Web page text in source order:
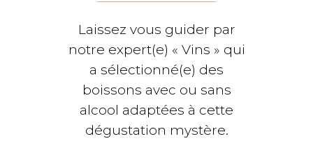
Laissez vous guider par
notre expert(e) « Vins » qui
a sélectionné(e) des
boissons avec ou sans
alcool adaptées à cette
dégustation mystère.